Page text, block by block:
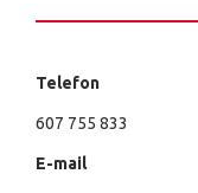
Telefon
607 755 833
E-mail